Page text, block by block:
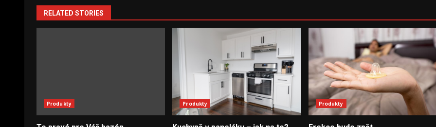
RELATED STORIES
Produkty Produkty Produkty